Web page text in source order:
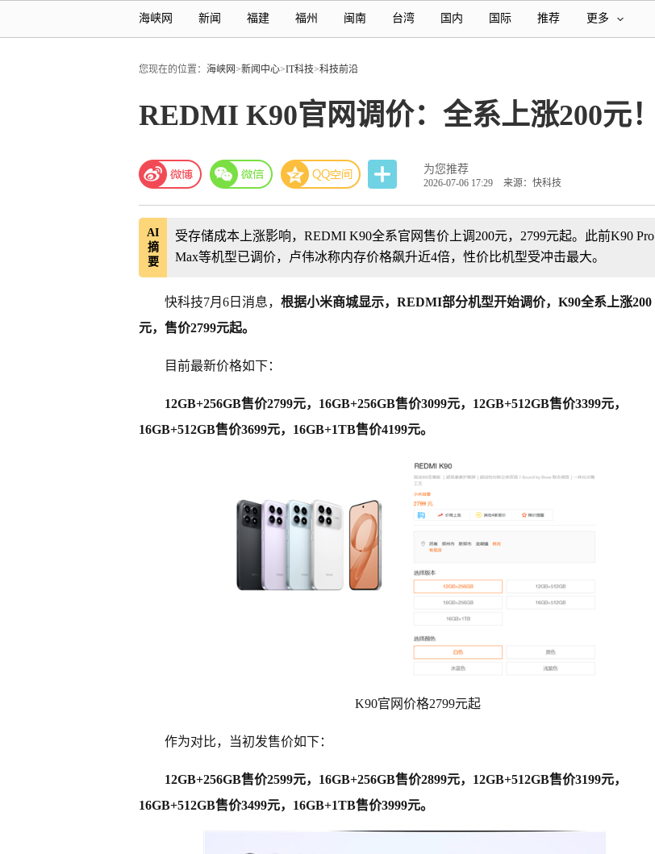
海峡网 新闻 福建 福州 闽南 台湾 国内 国际 推荐 更多
您现在的位置： 海峡网>新闻中心>IT科技>科技前沿
REDMI K90官网调价：全系上涨200元！
为您推荐
2026-07-06 17:29 来源：快科技
AI
摘
要
受存储成本上涨影响，REDMI K90全系官网售价上调200元，2799元起。此前K90 Pro
Max等机型已调价，卢伟冰称内存价格飙升近4倍，性价比机型受冲击最大。
快科技7月6日消息， 根据小米商城显示，REDMI部分机型开始调价，K90全系上涨200
元，售价2799元起。
目前最新价格如下：
12GB+256GB售价2799元，16GB+256GB售价3099元，12GB+512GB售价3399元，
16GB+512GB售价3699元，16GB+1TB售价4199元。
K90官网价格2799元起
作为对比，当初发售价如下：
12GB+256GB售价2599元，16GB+256GB售价2899元，12GB+512GB售价3199元，
16GB+512GB售价3499元，16GB+1TB售价3999元。